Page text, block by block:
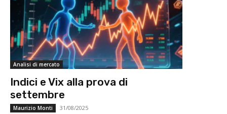
Analisi di mercato
Indici e Vix alla prova di
settembre
Maurizio Monti 31/08/2025